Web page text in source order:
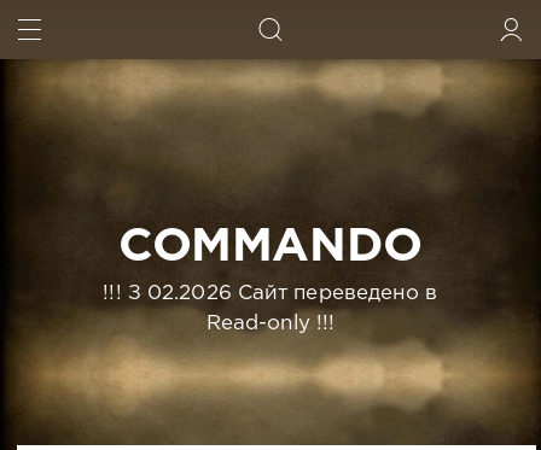
COMMANDO
!!! З 02.2026 Сайт переведено в
Read-only !!!